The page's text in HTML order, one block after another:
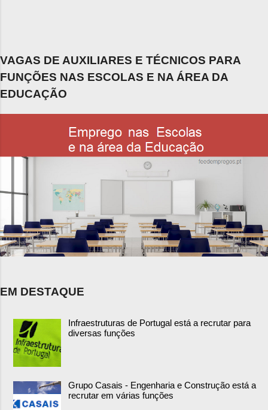
VAGAS DE AUXILIARES E TÉCNICOS PARA
FUNÇÕES NAS ESCOLAS E NA ÁREA DA
EDUCAÇÃO
EM DESTAQUE
Infraestruturas de Portugal está a recrutar para
diversas funções
Grupo Casais - Engenharia e Construção está a
recrutar em várias funções